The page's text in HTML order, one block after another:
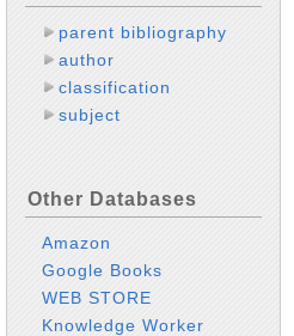
parent bibliography
author
classification
subject
Other Databases
Amazon
Google Books
WEB STORE
Knowledge Worker